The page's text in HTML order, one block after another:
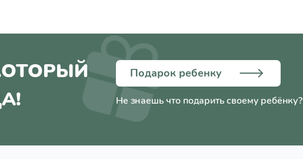
Подарок ребенку
Не знаешь что подарить своему ребёнку?